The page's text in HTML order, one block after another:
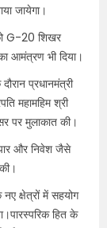
जायेगा।
G-20 शिखर
आमंत्रण भी दिया।
प्रधानमंत्री
महामहिम श्री
पर मुलाकात की।
और निवेश जैसे
क्षेत्रों में सहयोग
हित के